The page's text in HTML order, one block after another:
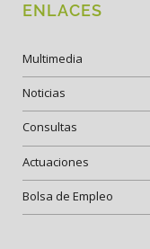
ENLACES
Multimedia
Noticias
Consultas
Actuaciones
Bolsa de Empleo